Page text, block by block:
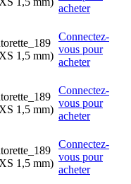
acheter
1,5 mm)
Connectez-
vous pour
acheter
1,5 mm)
Connectez-
vous pour
acheter
1,5 mm)
Connectez-
vous pour
acheter